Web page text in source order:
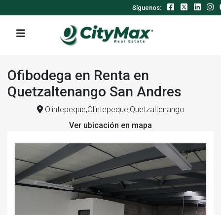
Síguenos:
Ofibodega en Renta en
Quetzaltenango San Andres
Olintepeque,Olintepeque,Quetzaltenango
Ver ubicación en mapa